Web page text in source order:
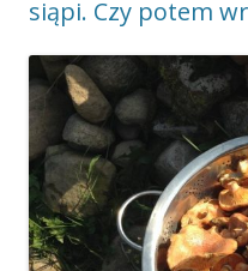
siąpi. Czy potem